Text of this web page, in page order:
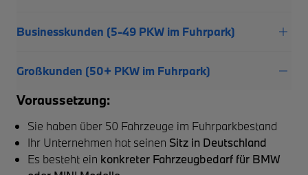
Businesskunden (5-49 PKW im Fuhrpark)
Großkunden (50+ PKW im Fuhrpark)
Voraussetzung:
Sie haben über 50 Fahrzeuge im Fuhrparkbestand
Ihr Unternehmen hat seinen Sitz in Deutschland
Es besteht ein konkreter Fahrzeugbedarf für BMW